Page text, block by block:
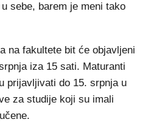
sebe, barem je meni tako
na fakultete bit će objavljeni
iza 15 sati. Maturanti
prijavljivati do 15. srpnja u
za studije koji su imali